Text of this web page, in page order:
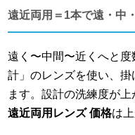
遠近両用＝1本で遠・中
遠く〜中間〜近くへと
計」のレンズを使い、
ます。設計の洗練度が上
遠近両用レンズ 価格は